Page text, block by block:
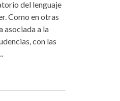
del lenguaje
Como en otras
asociada a la
con las